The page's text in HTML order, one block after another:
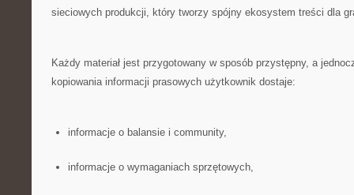
sieciowych produkcji, który tworzy spójny ekosystem treści dla
Każdy materiał jest przygotowany w sposób przystępny, a
kopiowania informacji prasowych użytkownik dostaje:
informacje o balansie i community,
informacje o wymaganiach sprzętowych,